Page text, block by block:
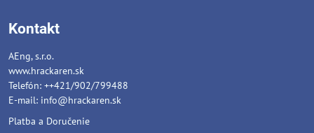
Kontakt
AEng, s.r.o.
www.hrackaren.sk
Telefón: ++421/902/799488
E-mail: info@hrackaren.sk
Platba a Doručenie